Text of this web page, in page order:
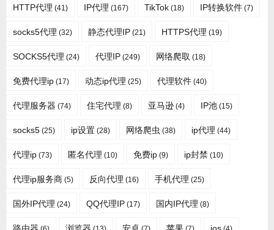
HTTP代理 (41) IP代理 (167) TikTok (18) IP转换软件 (7)
socks5代理 (32) 静态代理IP (21) HTTPS代理 (19)
SOCKS5代理 (24) 代理IP (249) 网络爬取 (18)
免费代理ip (17) 动态ip代理 (25) 代理软件 (40)
代理服务器 (74) 住宅代理 (8) 亚马逊 (4) IP池 (15)
socks5 (25) ip设置 (28) 网络爬虫 (38) ip代理 (44)
代理ip (73) 匿名代理 (10) 免费ip (9) ip封禁 (10)
代理ip服务商 (5) 反向代理 (16) 手机代理 (25)
国外IP代理 (24) QQ代理IP (17) 国内IP代理 (8)
路由器 浏览器 安卓 苹果 ios